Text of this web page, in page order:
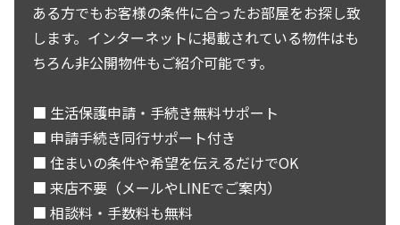
ある方でもお客様の条件に合ったお部屋をお探し致
します。インターネットに掲載されている物件はも
ちろん非公開物件もご紹介可能です。
■ 生活保護申請・手続き無料サポート
■ 申請手続き同行サポート付き
■ 住まいの条件や希望を伝えるだけでOK
■ 来店不要（メールやLINEでご案内）
■ 相談料・手数料も無料